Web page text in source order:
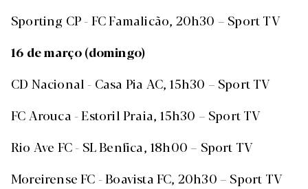
Sporting CP - FC Famalicão, 20h30 – Sport TV
16 de março (domingo)
CD Nacional - Casa Pia AC, 15h30 – Sport TV
FC Arouca - Estoril Praia, 15h30 – Sport TV
Rio Ave FC - SL Benfica, 18h00 – Sport TV
Moreirense FC - Boavista FC, 20h30 – Sport TV